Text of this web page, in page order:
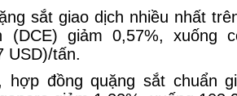
sắt giao dịch nhiều nhất
(DCE) giảm 0,57%, xuống
USD)/tấn.
hợp đồng quặng sắt chuẩn